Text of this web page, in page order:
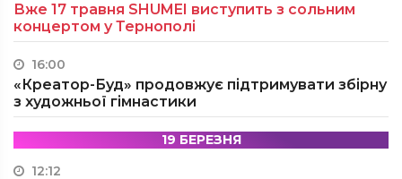
Вже 17 травня SHUMEI виступить з сольним
концертом у Тернополі
16:00
«Креатор-Буд» продовжує підтримувати збірну
з художньої гімнастики
19 БЕРЕЗНЯ
12:12